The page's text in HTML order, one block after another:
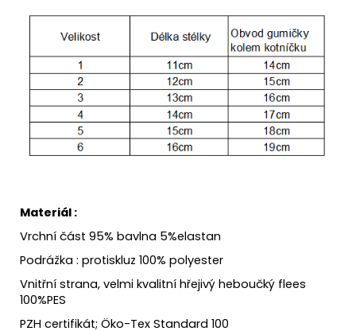
Materiál :
Vrchní část 95% bavlna 5%elastan
Podrážka : protiskluz 100% polyester
Vnitřní strana, velmi kvalitní hřejivý heboučký flees
100%PES
PZH certifikát; Öko-Tex Standard 100